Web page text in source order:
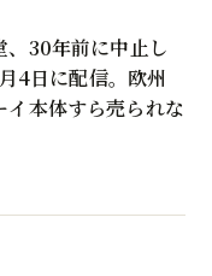
、30年前に中止し
4日に配信。欧州
イ本体すら売られな